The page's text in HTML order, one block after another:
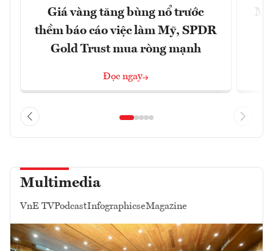
Giá vàng tăng bùng nổ trước
thềm báo cáo việc làm Mỹ, SPDR
Gold Trust mua ròng mạnh
Đọc ngay
Multimedia
VnE TVPodcastInfographicseMagazine